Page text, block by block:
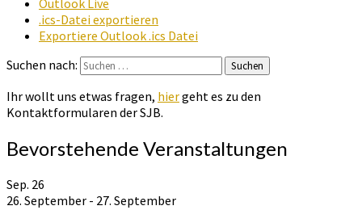
Outlook Live
.ics-Datei exportieren
Exportiere Outlook .ics Datei
Suchen nach:
Suchen
Ihr wollt uns etwas fragen, hiergeht es zu den
Kontaktformularen der SJB.
Bevorstehende Veranstaltungen
Sep. 26
26. September - 27. September